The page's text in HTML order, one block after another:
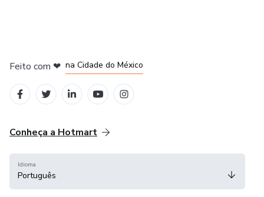
Feito com ❤ na Cidade do México
Conheça a Hotmart
Idioma
Português